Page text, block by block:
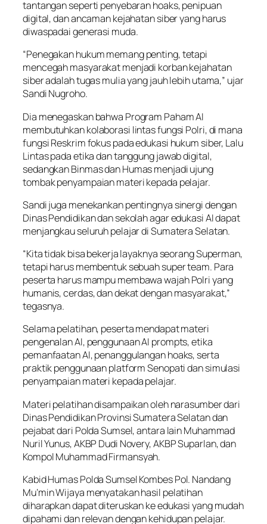
tantangan seperti penyebaran hoaks, penipuan
digital, dan ancaman kejahatan siber yang harus
diwaspadai generasi muda.
“Penegakan hukum memang penting, tetapi
mencegah masyarakat menjadi korban kejahatan
siber adalah tugas mulia yang jauh lebih utama,” ujar
Sandi Nugroho.
Dia menegaskan bahwa Program Paham AI
membutuhkan kolaborasi lintas fungsi Polri, di mana
fungsi Reskrim fokus pada edukasi hukum siber, Lalu
Lintas pada etika dan tanggung jawab digital,
sedangkan Binmas dan Humas menjadi ujung
tombak penyampaian materi kepada pelajar.
Sandi juga menekankan pentingnya sinergi dengan
Dinas Pendidikan dan sekolah agar edukasi AI dapat
menjangkau seluruh pelajar di Sumatera Selatan.
“Kita tidak bisa bekerja layaknya seorang Superman,
tetapi harus membentuk sebuah super team. Para
peserta harus mampu membawa wajah Polri yang
humanis, cerdas, dan dekat dengan masyarakat,”
tegasnya.
Selama pelatihan, peserta mendapat materi
pengenalan AI, penggunaan AI prompts, etika
pemanfaatan AI, penanggulangan hoaks, serta
praktik penggunaan platform Senopati dan simulasi
penyampaian materi kepada pelajar.
Materi pelatihan disampaikan oleh narasumber dari
Dinas Pendidikan Provinsi Sumatera Selatan dan
pejabat dari Polda Sumsel, antara lain Muhammad
Nuril Yunus, AKBP Dudi Novery, AKBP Suparlan, dan
Kompol Muhammad Firmansyah.
Kabid Humas Polda Sumsel Kombes Pol. Nandang
Mu’min Wijaya menyatakan hasil pelatihan
diharapkan dapat diteruskan ke edukasi yang mudah
dipahami dan relevan dengan kehidupan pelajar.